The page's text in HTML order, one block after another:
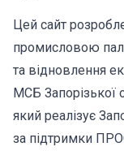
Цей сайт
промисловою
та відновлення
МСБ Запорізької
який реалізує
за підтримки